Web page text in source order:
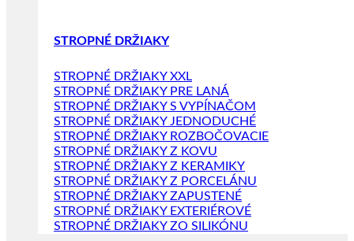
STROPNÉ DRŽIAKY
STROPNÉ DRŽIAKY XXL
STROPNÉ DRŽIAKY PRE LANÁ
STROPNÉ DRŽIAKY S VYPÍNAČOM
STROPNÉ DRŽIAKY JEDNODUCHÉ
STROPNÉ DRŽIAKY ROZBOČOVACIE
STROPNÉ DRŽIAKY Z KOVU
STROPNÉ DRŽIAKY Z KERAMIKY
STROPNÉ DRŽIAKY Z PORCELÁNU
STROPNÉ DRŽIAKY ZAPUSTENÉ
STROPNÉ DRŽIAKY EXTERIÉROVÉ
STROPNÉ DRŽIAKY ZO SILIKÓNU